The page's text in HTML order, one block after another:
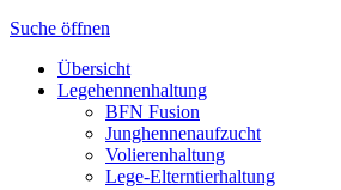
Suche öffnen
Übersicht
Legehennenhaltung
BFN Fusion
Junghennenaufzucht
Volierenhaltung
Lege-Elterntierhaltung